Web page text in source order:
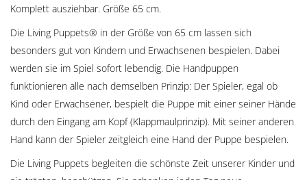
Komplett ausziehbar. Größe 65 cm.
Die Living Puppets® in der Größe von 65 cm lassen sich
besonders gut von Kindern und Erwachsenen bespielen. Dabei
werden sie im Spiel sofort lebendig. Die Handpuppen
funktionieren alle nach demselben Prinzip: Der Spieler, egal ob
Kind oder Erwachsener, bespielt die Puppe mit einer seiner Hände
durch den Eingang am Kopf (Klappmaulprinzip). Mit seiner anderen
Hand kann der Spieler zeitgleich eine Hand der Puppe bespielen.
Die Living Puppets begleiten die schönste Zeit unserer Kinder und